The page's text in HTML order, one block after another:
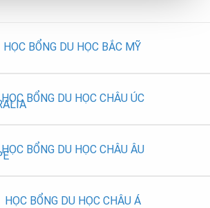
HỌC BỔNG DU HỌC BẮC MỸ
HỌC BỔNG DU HỌC CHÂU ÚC
HỌC BỔNG DU HỌC CHÂU ÂU
HỌC BỔNG DU HỌC CHÂU Á